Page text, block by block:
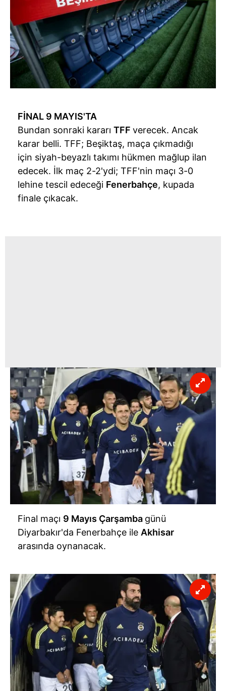
FİNAL 9 MAYIS'TA
Bundan sonraki kararı TFF verecek. Ancak
karar belli. TFF; Beşiktaş, maça çıkmadığı
için siyah-beyazlı takımı hükmen mağlup ilan
edecek. İlk maç 2-2'ydi; TFF'nin maçı 3-0
lehine tescil edeceği Fenerbahçe, kupada
finale çıkacak.
Final maçı 9 Mayıs Çarşamba günü
Diyarbakır'da Fenerbahçe ile Akhisar
arasında oynanacak.